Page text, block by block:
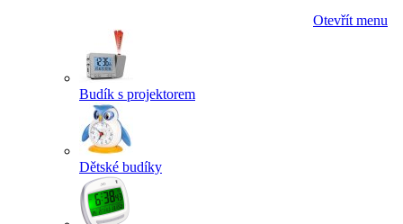
Otevřít menu
Budík s projektorem
Dětské budíky